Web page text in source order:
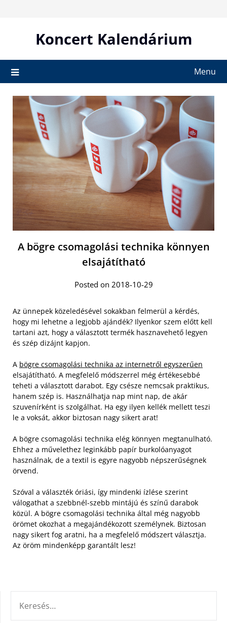
Koncert Kalendárium
Menu
A bögre csomagolási technika könnyen
elsajátítható
Posted on 2018-10-29
Az ünnepek közeledésével sokakban felmerül a kérdés,
hogy mi lehetne a legjobb ajándék? Ilyenkor szem előtt kell
tartani azt, hogy a választott termék hasznavehető legyen
és szép dizájnt kapjon.
A bögre csomagolási technika az internetről egyszerűen
elsajátítható. A megfelelő módszerrel még értékesebbé
teheti a választott darabot. Egy csésze nemcsak praktikus,
hanem szép is. Használhatja nap mint nap, de akár
szuvenírként is szolgálhat. Ha egy ilyen kellék mellett teszi
le a voksát, akkor biztosan nagy sikert arat!
A bögre csomagolási technika elég könnyen megtanulható.
Ehhez a művelethez leginkább papír burkolóanyagot
használnak, de a textil is egyre nagyobb népszerűségnek
örvend.
Szóval a választék óriási, így mindenki ízlése szerint
válogathat a szebbnél-szebb mintájú és színű darabok
közül. A bögre csomagolási technika által még nagyobb
örömet okozhat a megajándékozott személynek. Biztosan
nagy sikert fog aratni, ha a megfelelő módszert választja.
Az öröm mindenképp garantált lesz!